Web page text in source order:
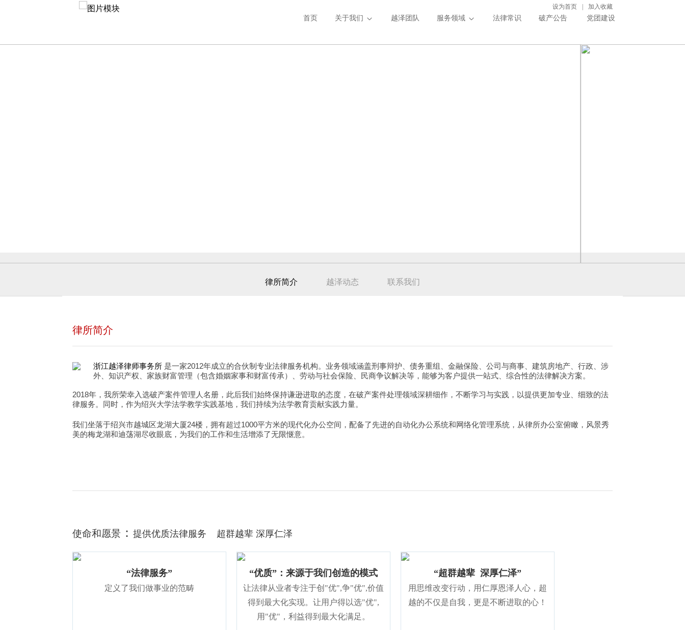
首页 关于我们 越泽团队 服务领域 法律常识 破产公告 党团建设
设为首页 加入收藏
律所简介
浙江越泽律师事务所 是一家2012年成立的合伙制专业法律服务机构。业务领域涵盖刑事辩护、债务重组、金融保险、公司与商事、建筑房地产、行政、涉
外、知识产权、家族财富管理（包含婚姻家事和财富传承）、劳动与社会保险、民商争议解决等，能够为客户提供一站式、综合性的法律解决方案。
2018年，我所荣幸入选破产案件管理人名册，此后我们始终保持谦逊进取的态度，在破产案件处理领域深耕细作，不断学习与实践，以提供更加专业、细致的法
律服务。同时，作为绍兴大学法学教学实践基地，我们持续为法学教育贡献实践力量。
我们坐落于绍兴市越城区龙湖大厦24楼，拥有超过1000平方米的现代化办公空间，配备了先进的自动化办公系统和网络化管理系统，从律所办公室俯瞰，风景秀
美的梅龙湖和迪荡湖尽收眼底，为我们的工作和生活增添了无限惬意。
使命和愿景 ： 提供优质法律服务 超群越辈 深厚仁泽
“法律服务”
定义了我们做事业的范畴
“优质”：来源于我们创造的模式
让法律从业者专注于创"优",争"优",价值
得到最大化实现。让用户得以选"优",
用"优"，利益得到最大化满足。
“超群越辈 深厚仁泽”
用思维改变行动，用仁厚恩泽人心，超
越的不仅是自我，更是不断进取的心！
律所简介 越泽动态 联系我们